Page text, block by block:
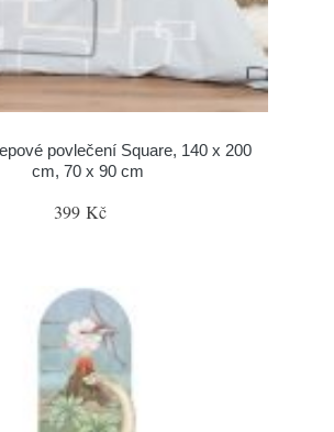
povlečení Square, 140 x 200
cm, 70 x 90 cm
399 Kč